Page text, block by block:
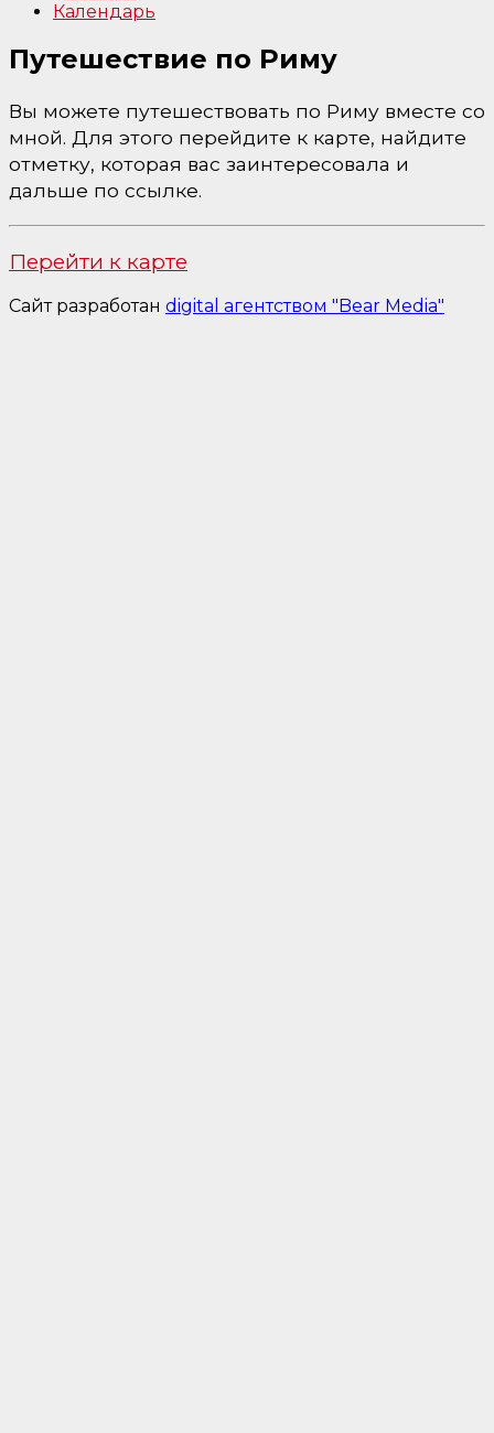
Календарь
Путешествие по Риму
Вы можете путешествовать по Риму вместе со
мной. Для этого перейдите к карте, найдите
отметку, которая вас заинтересовала и
дальше по ссылке.
Перейти к карте
Сайт разработан digital агентством "Bear Media"